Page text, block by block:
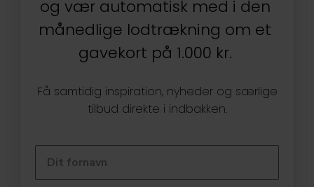
og vær automatisk med i den
månedlige lodtrækning om et
gavekort på 1.000 kr.
Få samtidig inspiration, nyheder og særlige
tilbud direkte i indbakken.